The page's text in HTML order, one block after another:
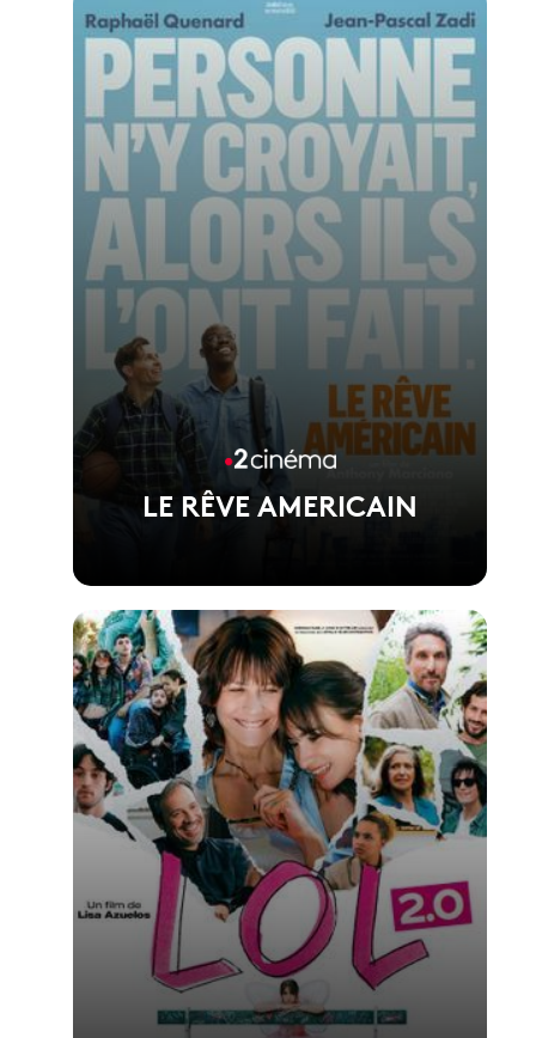
1er film réalisé par Melisa Godet
Voir la fiche du film
LE RÊVE AMERICAIN
Film réalisé par Anthony Marciano
Voir la fiche du film